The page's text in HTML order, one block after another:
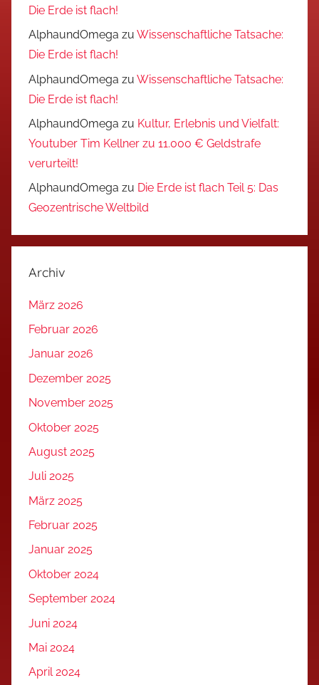
Die Erde ist flach!
AlphaundOmega zu Wissenschaftliche Tatsache:
Die Erde ist flach!
AlphaundOmega zu Wissenschaftliche Tatsache:
Die Erde ist flach!
AlphaundOmega zu Kultur, Erlebnis und Vielfalt:
Youtuber Tim Kellner zu 11.000 € Geldstrafe
verurteilt!
AlphaundOmega zu Die Erde ist flach Teil 5: Das
Geozentrische Weltbild
Archiv
März 2026
Februar 2026
Januar 2026
Dezember 2025
November 2025
Oktober 2025
August 2025
Juli 2025
März 2025
Februar 2025
Januar 2025
Oktober 2024
September 2024
Juni 2024
Mai 2024
April 2024